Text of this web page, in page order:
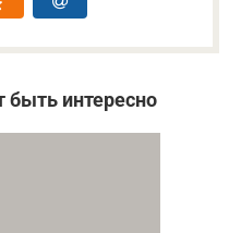
интересно